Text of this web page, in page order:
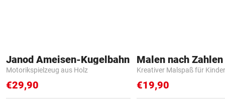
Janod Ameisen-Kugelbahn
Motorikspielzeug aus Holz
€29,90
Kreativer Malspaß für Kinder
€19,90